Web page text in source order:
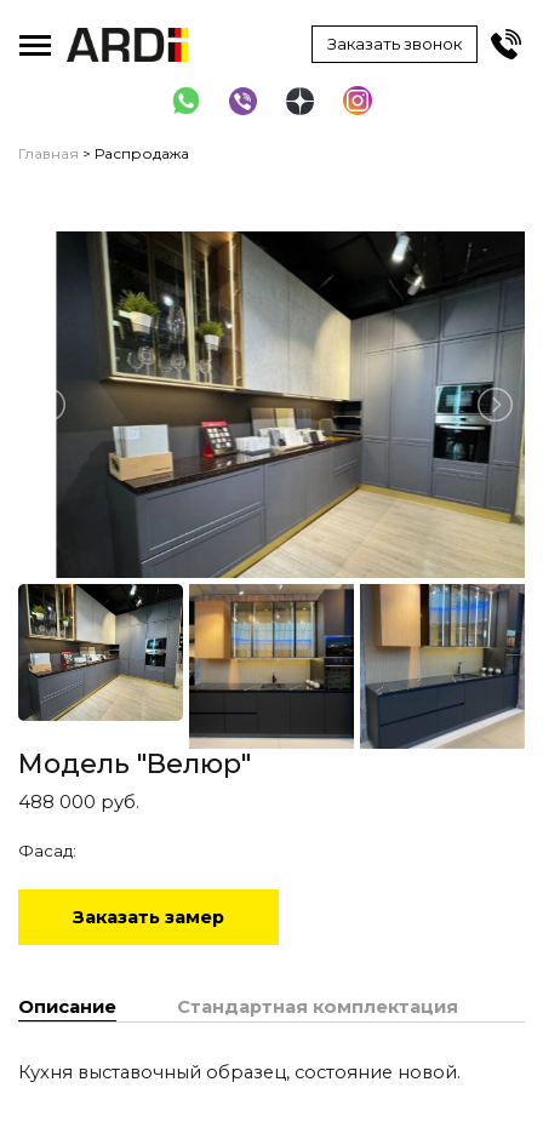
Заказать звонок
Toggle main menu visibility
Главная > Распродажа
Модель "Велюр"
488 000 руб.
Фасад:
Заказать замер
Описание Стандартная комплектация
Кухня выставочный образец, состояние новой.